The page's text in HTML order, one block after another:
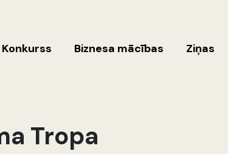
Konkurss Biznesa mācības Ziņas
Tropa